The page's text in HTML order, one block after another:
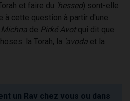
et faire du 'hessed) sont-elle
à cette question à partir d'une
Michna de Pirké Avot qui dit que
la Torah, la 'avoda et la
un Rav chez vous ou dans